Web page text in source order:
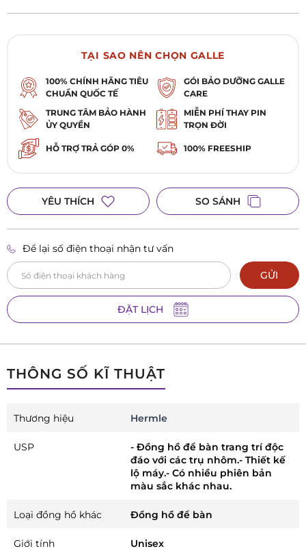
TẠI SAO NÊN CHỌN GALLE
100% CHÍNH HÃNG TIÊU
CHUẨN QUỐC TẾ
GÓI BẢO DƯỠNG GALLE
CARE
TRUNG TÂM BẢO HÀNH
ỦY QUYỀN
MIỄN PHÍ THAY PIN
TRỌN ĐỜI
HỖ TRỢ TRẢ GÓP 0% 100% FREESHIP
YÊU THÍCH SO SÁNH
Để lại số điện thoại nhận tư vấn
GỬI
ĐẶT LỊCH
THÔNG SỐ KĨ THUẬT
Thương hiệu Hermle
USP
- Đồng hồ để bàn trang trí độc
đáo với các trụ nhôm.- Thiết kế
lộ máy.- Có nhiều phiên bản
màu sắc khác nhau.
Loại đồng hồ khác Đồng hồ để bàn
Giới tính Unisex